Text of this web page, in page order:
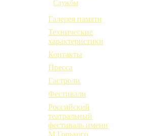
Службы
Галерея памяти
Технические
характеристики
Контакты
Пресса
Гастроли
Фестивали
Российский
театральный
фестиваль имени
М.Горького